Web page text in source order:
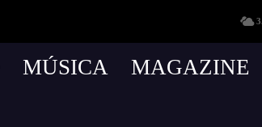
MÚSICA MAGAZINE